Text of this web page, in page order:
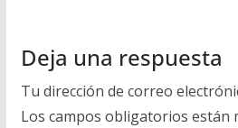
Deja una respuesta
Tu dirección de correo
Los campos obligatorios están